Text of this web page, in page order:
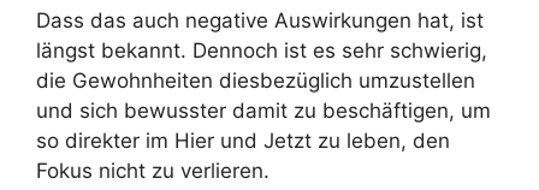
Dass das auch negative Auswirkungen hat, ist
längst bekannt. Dennoch ist es sehr schwierig,
die Gewohnheiten diesbezüglich umzustellen
und sich bewusster damit zu beschäftigen, um
so direkter im Hier und Jetzt zu leben, den
Fokus nicht zu verlieren.